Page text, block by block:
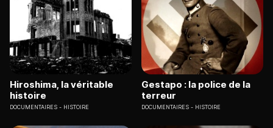
Hiroshima, la véritable
histoire
DOCUMENTAIRES HISTOIRE
Gestapo : la police de la
terreur
DOCUMENTAIRES HISTOIRE